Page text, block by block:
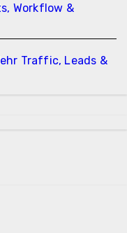
Workflow &
Traffic, Leads &